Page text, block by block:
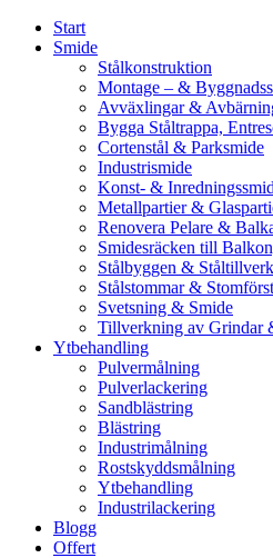
Start
Smide
Stålkonstruktion
Montage – &
Avväxlingar &
Bygga Ståltrappa,
Cortenstål & Parksmide
Industrismide
Konst- &
Metallpartier &
Renovera Pelare &
Smidesräcken till
Stålbyggen &
Stålstommar &
Svetsning & Smide
Tillverkning av Grindar
Ytbehandling
Pulvermålning
Pulverlackering
Sandblästring
Blästring
Industrimålning
Rostskyddsmålning
Ytbehandling
Industrilackering
Blogg
Offert